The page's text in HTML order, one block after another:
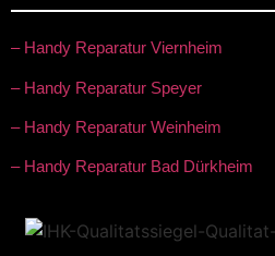
– Handy Reparatur Viernheim
– Handy Reparatur Speyer
– Handy Reparatur Weinheim
– Handy Reparatur Bad Dürkheim